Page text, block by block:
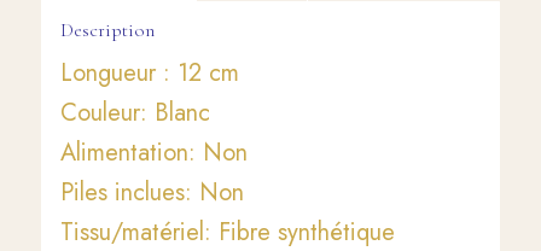
Description
Longueur : 12 cm
Couleur: Blanc
Alimentation: Non
Piles inclues: Non
Tissu/matériel: Fibre synthétique